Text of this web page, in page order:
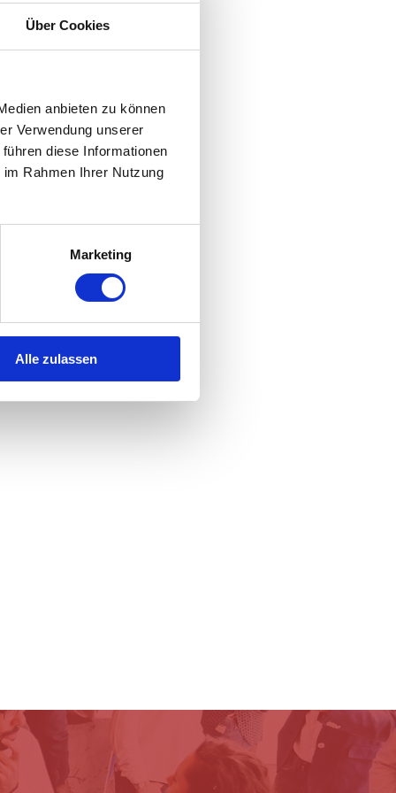
Über Cookies
anbieten zu können
Verwendung unserer
diese Informationen
Rahmen Ihrer Nutzung
Marketing
Alle zulassen